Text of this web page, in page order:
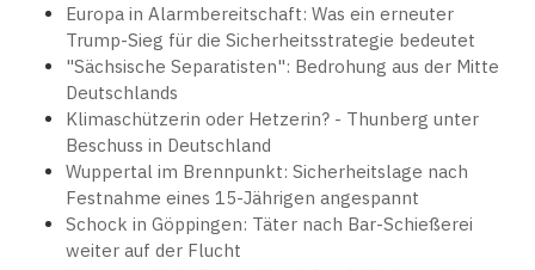
Europa in Alarmbereitschaft: Was ein erneuter
Trump-Sieg für die Sicherheitsstrategie bedeutet
"Sächsische Separatisten": Bedrohung aus der Mitte
Deutschlands
Klimaschützerin oder Hetzerin? - Thunberg unter
Beschuss in Deutschland
Wuppertal im Brennpunkt: Sicherheitslage nach
Festnahme eines 15-Jährigen angespannt
Schock in Göppingen: Täter nach Bar-Schießerei
weiter auf der Flucht